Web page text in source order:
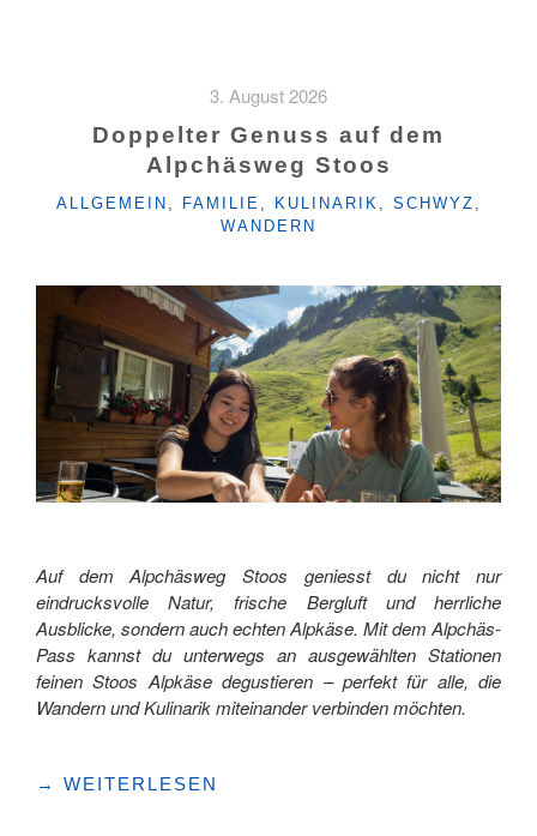
3. August 2026
Doppelter Genuss auf dem
Alpchäsweg Stoos
KATEGORIEN
ALLGEMEIN , FAMILIE , KULINARIK , SCHWYZ ,
WANDERN
Auf dem Alpchäsweg Stoos geniesst du nicht nur
eindrucksvolle Natur, frische Bergluft und herrliche
Ausblicke, sondern auch echten Alpkäse. Mit dem Alpchäs-
Pass kannst du unterwegs an ausgewählten Stationen
feinen Stoos Alpkäse degustieren – perfekt für alle, die
Wandern und Kulinarik miteinander verbinden möchten.
"DOPPELTER
→ WEITERLESEN